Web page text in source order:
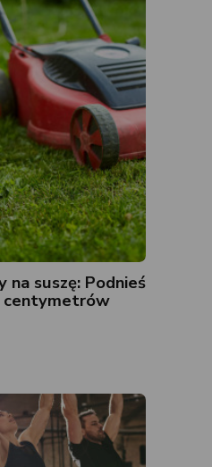
na suszę: Podnieś
centymetrów